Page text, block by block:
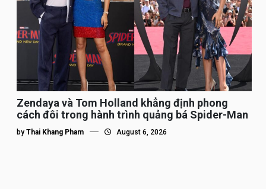
Zendaya và Tom Holland khẳng định phong
cách đôi trong hành trình quảng bá Spider-Man
by Thai Khang Pham August 6, 2026